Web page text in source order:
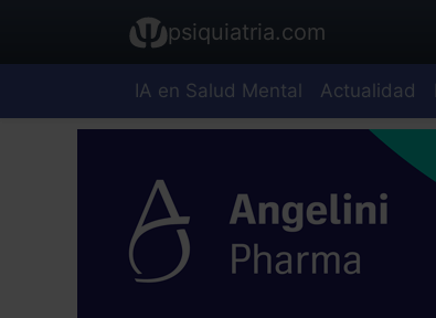
psiquiatria.com
IA en Salud Mental Actualidad